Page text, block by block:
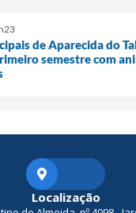
de Aparecida do
semestre com
Localização